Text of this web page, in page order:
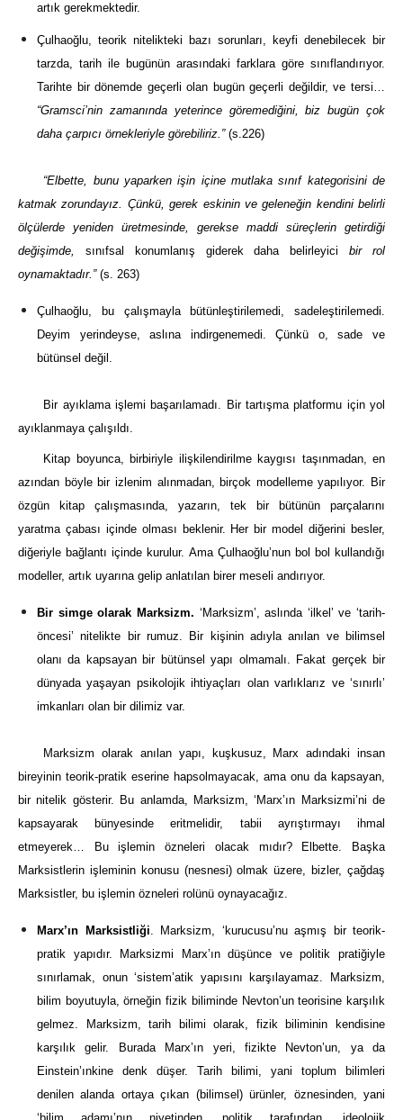
artık gerekmektedir.
Çulhaoğlu, teorik nitelikteki bazı sorunları, keyfi denebilecek bir
tarzda, tarih ile bugünün arasındaki farklara göre sınıflandırıyor.
Tarihte bir dönemde geçerli olan bugün geçerli değildir, ve tersi…
“Gramsci’nin zamanında yeterince göremediğini, biz bugün çok
daha çarpıcı örnekleriyle görebiliriz.”(s.226)
“Elbette, bunu yaparken işin içine mutlaka sınıf kategorisini de
katmak zorundayız. Çünkü, gerek eskinin ve geleneğin kendini belirli
ölçülerde yeniden üretmesinde, gerekse maddi süreçlerin getirdiği
değişimde, sınıfsal konumlanış giderek daha belirleyici bir rol
oynamaktadır.”(s. 263)
Çulhaoğlu, bu çalışmayla bütünleştirilemedi, sadeleştirilemedi.
Deyim yerindeyse, aslına indirgenemedi. Çünkü o, sade ve
bütünsel değil.
Bir ayıklama işlemi başarılamadı. Bir tartışma platformu için yol
ayıklanmaya çalışıldı.
Kitap boyunca, birbiriyle ilişkilendirilme kaygısı taşınmadan, en
azından böyle bir izlenim alınmadan, birçok modelleme yapılıyor. Bir
özgün kitap çalışmasında, yazarın, tek bir bütünün parçalarını
yaratma çabası içinde olması beklenir. Her bir model diğerini besler,
diğeriyle bağlantı içinde kurulur. Ama Çulhaoğlu’nun bol bol kullandığı
modeller, artık uyarına gelip anlatılan birer meseli andırıyor.
Bir simge olarak Marksizm. ‘Marksizm’, aslında ‘ilkel’ ve ‘tarih-
öncesi’ nitelikte bir rumuz. Bir kişinin adıyla anılan ve bilimsel
olanı da kapsayan bir bütünsel yapı olmamalı. Fakat gerçek bir
dünyada yaşayan psikolojik ihtiyaçları olan varlıklarız ve ‘sınırlı’
imkanları olan bir dilimiz var.
Marksizm olarak anılan yapı, kuşkusuz, Marx adındaki insan
bireyinin teorik-pratik eserine hapsolmayacak, ama onu da kapsayan,
bir nitelik gösterir. Bu anlamda, Marksizm, ‘Marx’ın Marksizmi’ni de
kapsayarak bünyesinde eritmelidir, tabii ayrıştırmayı ihmal
etmeyerek… Bu işlemin özneleri olacak mıdır? Elbette. Başka
Marksistlerin işleminin konusu (nesnesi) olmak üzere, bizler, çağdaş
Marksistler, bu işlemin özneleri rolünü oynayacağız.
Marx’ın Marksistliği. Marksizm, ‘kurucusu’nu aşmış bir teorik-
pratik yapıdır. Marksizmi Marx’ın düşünce ve politik pratiğiyle
sınırlamak, onun ‘sistem’atik yapısını karşılayamaz. Marksizm,
bilim boyutuyla, örneğin fizik biliminde Nevton’un teorisine karşılık
gelmez. Marksizm, tarih bilimi olarak, fizik biliminin kendisine
karşılık gelir. Burada Marx’ın yeri, fizikte Nevton’un, ya da
Einstein’ınkine denk düşer. Tarih bilimi, yani toplum bilimleri
denilen alanda ortaya çıkan (bilimsel) ürünler, öznesinden, yani